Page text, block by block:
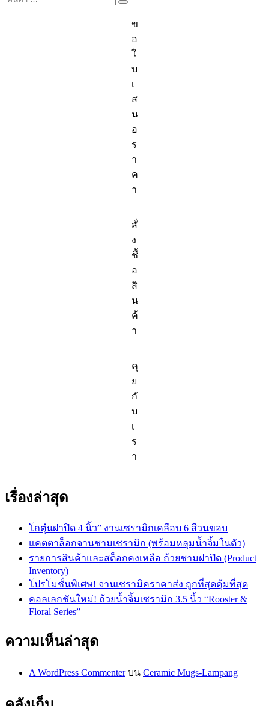
ข
อ
ใ
บ
เ
ส
น
อ
ร
า
ค
า
สั่
ง
ชื้
อ
สิ
น
ค้
า
คุ
ย
กั
บ
เ
ร
า
เรื่องล่าสุด
โถตุ๋นฝาปิด 4 นิ้ว” งานเซรามิกเคลือบ 6 สีวนขอบ
แคตตาล็อกจานชามเซรามิก (พร้อมหลุมน้ำจิ้มในตัว)
รายการสินค้าและสต็อกคงเหลือ ถ้วยชามฝาปิด (Product
Inventory)
โปรโมชั่นพิเศษ! จานเซรามิคราคาส่ง ถูกที่สุดคุ้มที่สุด
คอลเลกชันใหม่! ถ้วยน้ำจิ้มเซรามิก 3.5 นิ้ว “Rooster &
Floral Series”
ความเห็นล่าสุด
A WordPress Commenterบน Ceramic Mugs-Lampang